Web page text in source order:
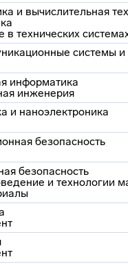
и вычислительная
в технических
системы и
информатика
инженерия
и наноэлектроника
безопасность
безопасность
и технологии